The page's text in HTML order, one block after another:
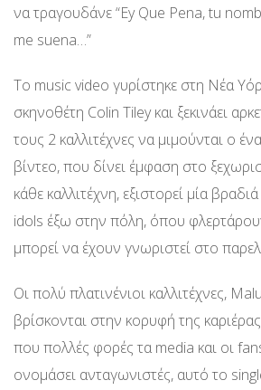
να τραγουδάνε “Ey Que Pena, tu
me suena…”
To music video γυρίστηκε στη Νέα
σκηνοθέτη Colin Tiley και ξεκινάει
τους 2 καλλιτέχνες να μιμούνται ο
βίντεο, που δίνει έμφαση στο
κάθε καλλιτέχνη, εξιστορεί μία
idols έξω στην πόλη, όπου
μπορεί να έχουν γνωριστεί στο
Οι πολύ πλατινένιοι καλλιτέχνες,
βρίσκονται στην κορυφή της
που πολλές φορές τα media και οι
ονομάσει ανταγωνιστές, αυτό το